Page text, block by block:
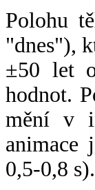
Polohu
"dnes"),
±50 let
hodnot.
mění v
animace
0,5-0,8 s).